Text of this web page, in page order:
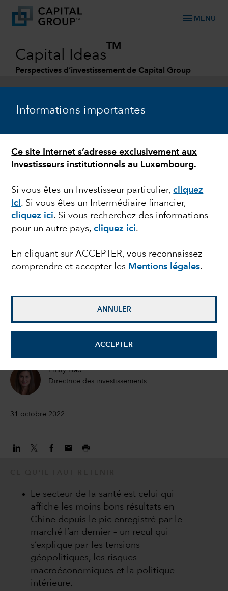
Informations importantes
Ce site Internet s’adresse exclusivement aux
Investisseurs institutionnels au Luxembourg.
Si vous êtes un Investisseur particulier,cliquez
ici. Si vous êtes un Intermédiaire financier,
cliquez ici. Si vous recherchez des informations
pour un autre pays,cliquez ici.
En cliquant sur ACCEPTER, vous reconnaissez
comprendre et accepter les Mentions légales.
ANNULER
ACCEPTER
menu MENU
Capital Ideas
TM
Perspectives d’investissement de Capital Group
SANTÉ
Quel remède face à la
faiblesse actuelle des
cours dans le secteur
chinois de la santé ?
Emily Liao
Directrice des investissements
31 octobre 2022
Le secteur de la santé est celui qui
affiche les moins bons résultats en
Chine depuis le pic enregistré par le
marché l’an dernier – un recul qui
s’explique par les tensions
géopolitiques, les risques
macroéconomiques et la politique
intérieure.